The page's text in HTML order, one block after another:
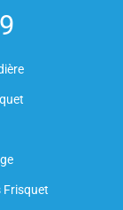
Frisquet